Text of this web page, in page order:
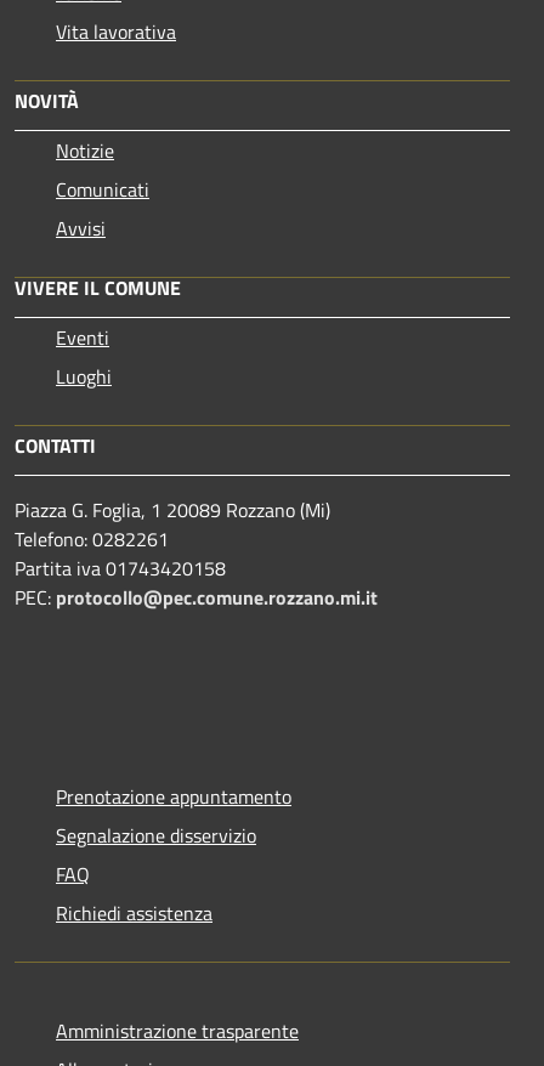
Vita lavorativa
NOVITÀ
Notizie
Comunicati
Avvisi
VIVERE IL COMUNE
Eventi
Luoghi
CONTATTI
Piazza G. Foglia, 1 20089 Rozzano (Mi)
Telefono: 0282261
Partita iva 01743420158
PEC: protocollo@pec.comune.rozzano.mi.it
Prenotazione appuntamento
Segnalazione disservizio
FAQ
Richiedi assistenza
Amministrazione trasparente